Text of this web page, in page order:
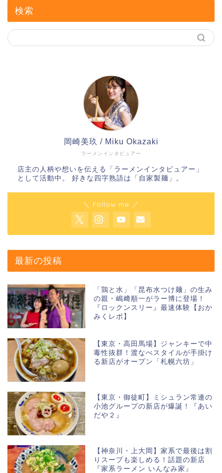
検索
ラーメンインタビュアー
岡崎美玖 / Miku Okazaki
店主の人柄や想いを伝える「ラーメンインタビュアー」
として活動中。 好きな四字熟語は「自家製麺」。
＼ Follow me ／
最新の投稿
「鶏と水」「昆布水つけ麺」の生み
の親・嶋﨑順一がラー博に登場！
『ロックンスリー』最速体験【おか
みくレポ】
【東京・高田馬場】ジャンキーで中
毒性抜群！渡なべスタイルが手掛け
る新店がオープン「札幌六坊」
【東京・御徒町】ミシュラン常連の
小池グループの新店が爆誕！『あい
だや２』
【神奈川・上大岡】家系で最後は割
りスープも楽しめる！話題の新店
『家系ラーメン いんなみ家』